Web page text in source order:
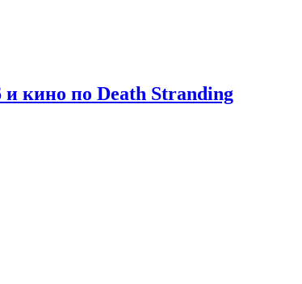
и кино по Death Stranding